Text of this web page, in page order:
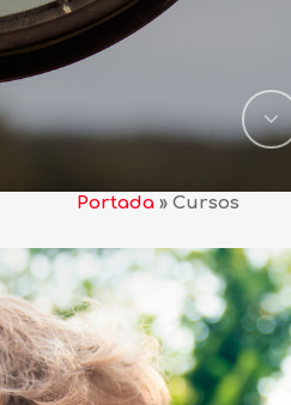
Portada » Cursos